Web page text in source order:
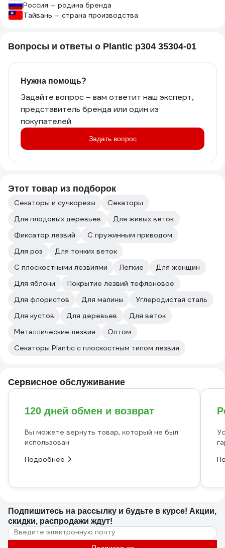
Россия — родина бренда
Тайвань — страна производства
Вопросы и ответы о Plantic p304 35304-01
Нужна помощь?
Задайте вопрос – вам ответит наш эксперт,
представитель бренда или один из
покупателей
Задать вопрос
Этот товар из подборок
Секаторы и сучкорезы
Секаторы
Для плодовых деревьев
Для живых веток
Фиксатор лезвий
С пружинным приводом
Для роз
Для тонких веток
С плоскостными лезвиями
Легкие
Для женщин
Для яблони
Покрытие лезвий тефлоновое
Для флористов
Для малины
Углеродистая сталь
Для кустов
Для деревьев
Для веток
Металлические лезвия
Оптом
Секаторы Plantic с плоскостным типом лезвия
Сервисное обслуживание
120 дней обмен и возврат
Вы можете вернуть товар, который не был
использован
Подробнее
Подпишитесь на рассылку и будьте в курсе! Акции,
скидки, распродажи ждут!